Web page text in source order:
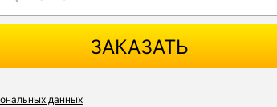
ЗАКАЗАТЬ
данных